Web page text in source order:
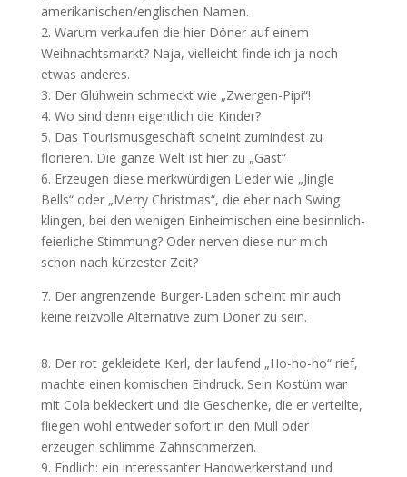
amerikanischen/englischen Namen.
2. Warum verkaufen die hier Döner auf einem
Weihnachtsmarkt? Naja, vielleicht finde ich ja noch
etwas anderes.
3. Der Glühwein schmeckt wie „Zwergen-Pipi“!
4. Wo sind denn eigentlich die Kinder?
5. Das Tourismusgeschäft scheint zumindest zu
florieren. Die ganze Welt ist hier zu „Gast“
6. Erzeugen diese merkwürdigen Lieder wie „Jingle
Bells“ oder „Merry Christmas“, die eher nach Swing
klingen, bei den wenigen Einheimischen eine besinnlich-
feierliche Stimmung? Oder nerven diese nur mich
schon nach kürzester Zeit?
7. Der angrenzende Burger-Laden scheint mir auch
keine reizvolle Alternative zum Döner zu sein.
8. Der rot gekleidete Kerl, der laufend „Ho-ho-ho“ rief,
machte einen komischen Eindruck. Sein Kostüm war
mit Cola bekleckert und die Geschenke, die er verteilte,
fliegen wohl entweder sofort in den Müll oder
erzeugen schlimme Zahnschmerzen.
9. Endlich: ein interessanter Handwerkerstand und